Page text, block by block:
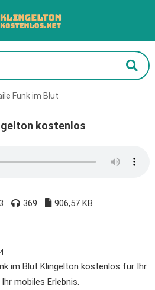
Funk im Blut
kostenlos
369 906,57 KB
im Blut Klingelton kostenlos für Ihr
mobiles Erlebnis.